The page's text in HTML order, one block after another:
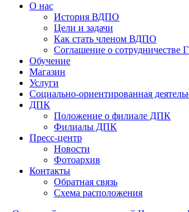
О нас
История ВДПО
Цели и задачи
Как стать членом ВДПО
Соглашение о
Обучение
Магазин
Услуги
Социально-ориентированная
ДПК
Положение о филиале ДПК
Филиалы ДПК
Пресс-центр
Новости
Фотоархив
Контакты
Обратная связь
Схема расположения